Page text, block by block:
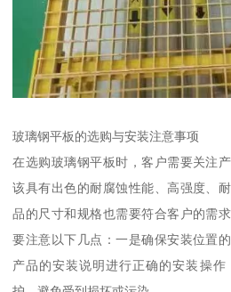
玻璃钢平板的选购与安装注意事项
在选购玻璃钢平板时，客户需要关注
该具有出色的耐腐蚀性能、高强度、
品的尺寸和规格也需要符合客户的需
要注意以下几点：一是确保安装位置
产品的安装说明进行正确的安装操